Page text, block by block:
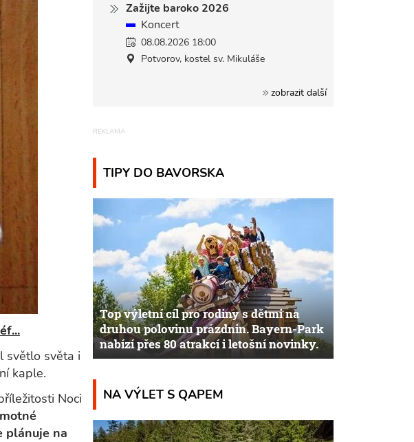
světlo světa i
kaple.
Noci
plánuje na
Zažijte baroko 2026
Koncert
08.08.2026 18:00
Potvorov, kostel sv. Mikuláše
zobrazit další
TIPY DO BAVORSKA
Top výletní cíl pro rodiny s dětmi na
druhou polovinu prázdnin. Bayern-Park
nabízí přes 80 atrakcí i letošní novinky.
NA VÝLET S QAPEM